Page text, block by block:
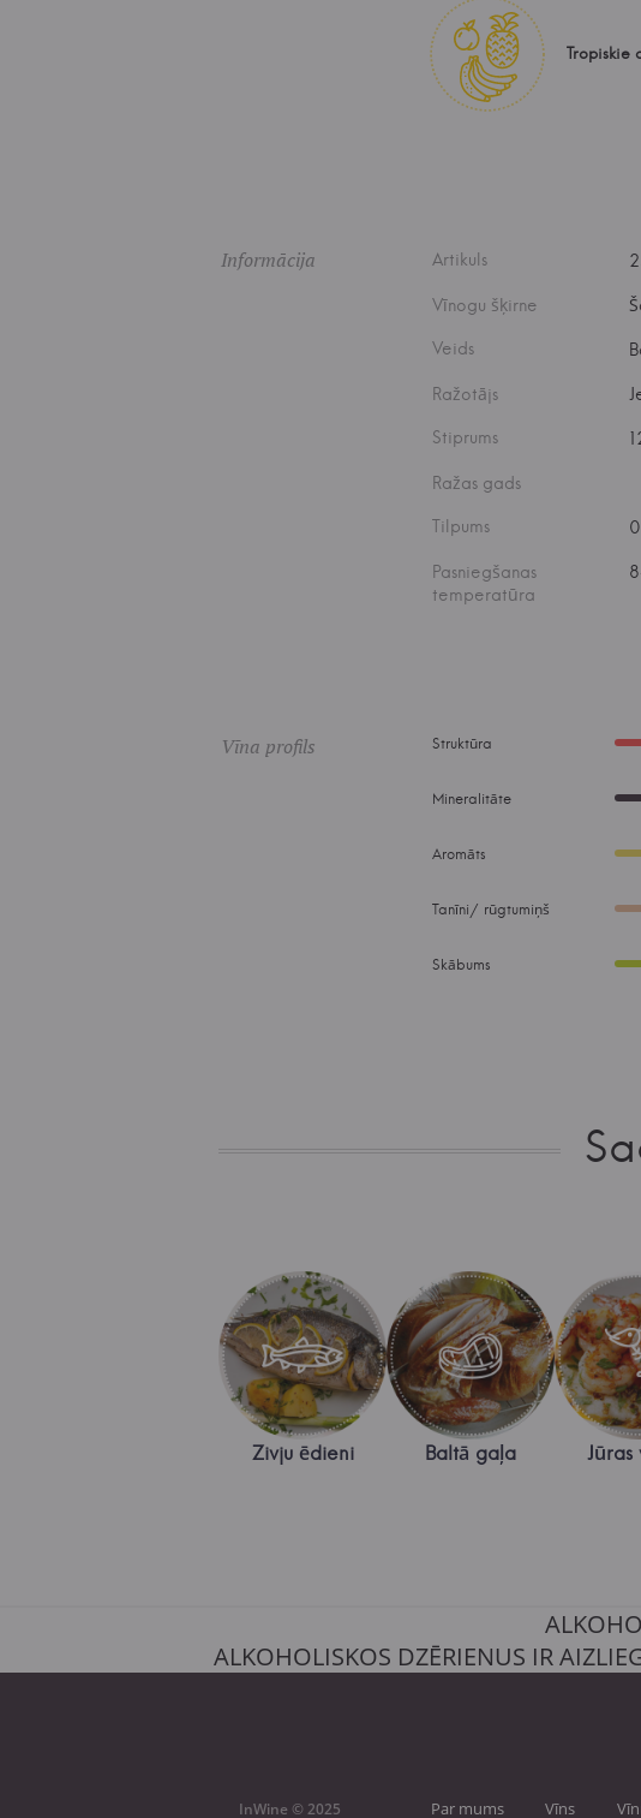
Tropiskie
Informācija Artikuls
Vīnogu šķirne
Veids
Ražotājs
Stiprums
Ražas gads
Tilpums
Pasniegšanas
temperatūra
Vīna profils Struktūra
Mineralitāte
Aromāts
Tanīni/ rūgtumiņš
Skābums
Zivju ēdieni Baltā gaļa Jūras
ALKOHOLISKOS DZĒRIENUS IR
InWine © 2025 Par mums Vīns